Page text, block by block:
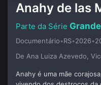
Anahy de las
Documentário•RS•2026•
De Ana Luiza Azevedo,
Anahy é uma mãe